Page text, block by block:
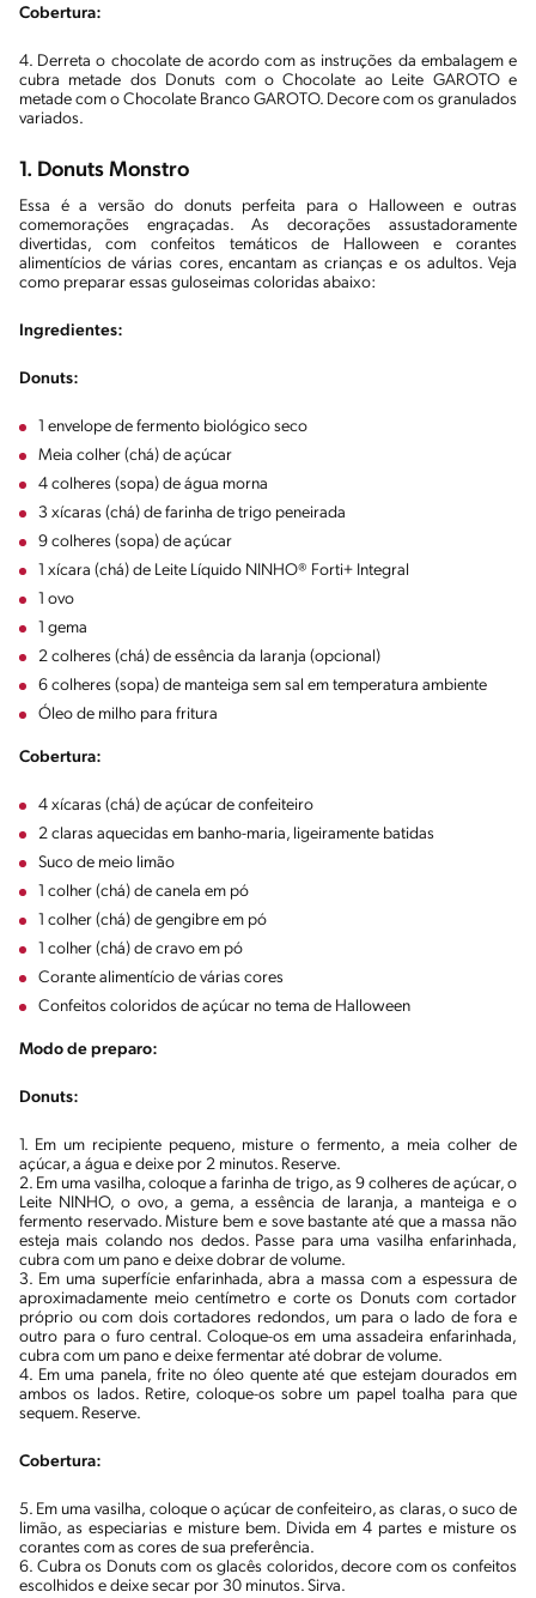
Cobertura:
4. Derreta o chocolate de acordo com as instruções da embalagem e
cubra metade dos Donuts com o Chocolate ao Leite GAROTO e
metade com o Chocolate Branco GAROTO. Decore com os granulados
variados.
1. Donuts Monstro
Essa é a versão do donuts perfeita para o Halloween e outras
comemorações engraçadas. As decorações assustadoramente
divertidas, com confeitos temáticos de Halloween e corantes
alimentícios de várias cores, encantam as crianças e os adultos. Veja
como preparar essas guloseimas coloridas abaixo:
Ingredientes:
Donuts:
1 envelope de fermento biológico seco
Meia colher (chá) de açúcar
4 colheres (sopa) de água morna
3 xícaras (chá) de farinha de trigo peneirada
9 colheres (sopa) de açúcar
1 xícara (chá) de Leite Líquido NINHO® Forti+ Integral
1 ovo
1 gema
2 colheres (chá) de essência da laranja (opcional)
6 colheres (sopa) de manteiga sem sal em temperatura ambiente
Óleo de milho para fritura
Cobertura:
4 xícaras (chá) de açúcar de confeiteiro
2 claras aquecidas em banho-maria, ligeiramente batidas
Suco de meio limão
1 colher (chá) de canela em pó
1 colher (chá) de gengibre em pó
1 colher (chá) de cravo em pó
Corante alimentício de várias cores
Confeitos coloridos de açúcar no tema de Halloween
Modo de preparo:
Donuts:
1. Em um recipiente pequeno, misture o fermento, a meia colher de
açúcar, a água e deixe por 2 minutos. Reserve.
2. Em uma vasilha, coloque a farinha de trigo, as 9 colheres de açúcar, o
Leite NINHO, o ovo, a gema, a essência de laranja, a manteiga e o
fermento reservado. Misture bem e sove bastante até que a massa não
esteja mais colando nos dedos. Passe para uma vasilha enfarinhada,
cubra com um pano e deixe dobrar de volume.
3. Em uma superfície enfarinhada, abra a massa com a espessura de
aproximadamente meio centímetro e corte os Donuts com cortador
próprio ou com dois cortadores redondos, um para o lado de fora e
outro para o furo central. Coloque-os em uma assadeira enfarinhada,
cubra com um pano e deixe fermentar até dobrar de volume.
4. Em uma panela, frite no óleo quente até que estejam dourados em
ambos os lados. Retire, coloque-os sobre um papel toalha para que
sequem. Reserve.
Cobertura:
5. Em uma vasilha, coloque o açúcar de confeiteiro, as claras, o suco de
limão, as especiarias e misture bem. Divida em 4 partes e misture os
corantes com as cores de sua preferência.
6. Cubra os Donuts com os glacês coloridos, decore com os confeitos
escolhidos e deixe secar por 30 minutos. Sirva.